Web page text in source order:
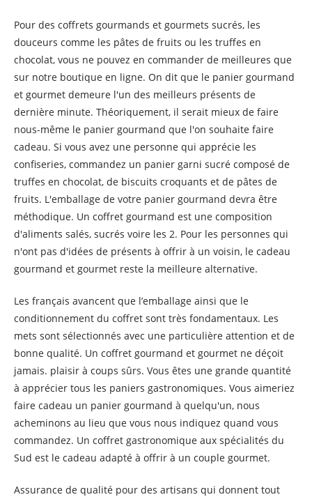
Pour des coffrets gourmands et gourmets sucrés, les
douceurs comme les pâtes de fruits ou les truffes en
chocolat, vous ne pouvez en commander de meilleures que
sur notre boutique en ligne. On dit que le panier gourmand
et gourmet demeure l'un des meilleurs présents de
dernière minute. Théoriquement, il serait mieux de faire
nous-même le panier gourmand que l'on souhaite faire
cadeau. Si vous avez une personne qui apprécie les
confiseries, commandez un panier garni sucré composé de
truffes en chocolat, de biscuits croquants et de pâtes de
fruits. L'emballage de votre panier gourmand devra être
méthodique. Un coffret gourmand est une composition
d'aliments salés, sucrés voire les 2. Pour les personnes qui
n'ont pas d'idées de présents à offrir à un voisin, le cadeau
gourmand et gourmet reste la meilleure alternative.
Les français avancent que l’emballage ainsi que le
conditionnement du coffret sont très fondamentaux. Les
mets sont sélectionnés avec une particulière attention et de
bonne qualité. Un coffret gourmand et gourmet ne déçoit
jamais. plaisir à coups sûrs. Vous êtes une grande quantité
à apprécier tous les paniers gastronomiques. Vous aimeriez
faire cadeau un panier gourmand à quelqu'un, nous
acheminons au lieu que vous nous indiquez quand vous
commandez. Un coffret gastronomique aux spécialités du
Sud est le cadeau adapté à offrir à un couple gourmet.
Assurance de qualité pour des artisans qui donnent tout